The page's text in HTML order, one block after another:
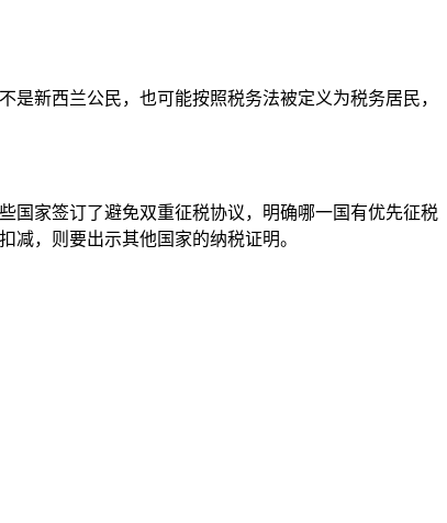
新西兰公民，也可能按照税务法被定义为税务居民，
国家签订了避免双重征税协议，明确哪一国有优先征税
，则要出示其他国家的纳税证明。